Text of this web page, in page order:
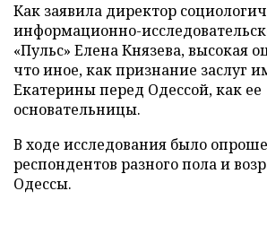
Как заявила директор
информационно-
«Пульс» Елена Князева, высокая
что иное, как признание заслуг
Екатерины перед Одессой, как ее
основательницы.
В ходе исследования было
респондентов разного пола и
Одессы.